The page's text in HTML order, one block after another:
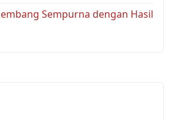
Sempurna dengan Hasil